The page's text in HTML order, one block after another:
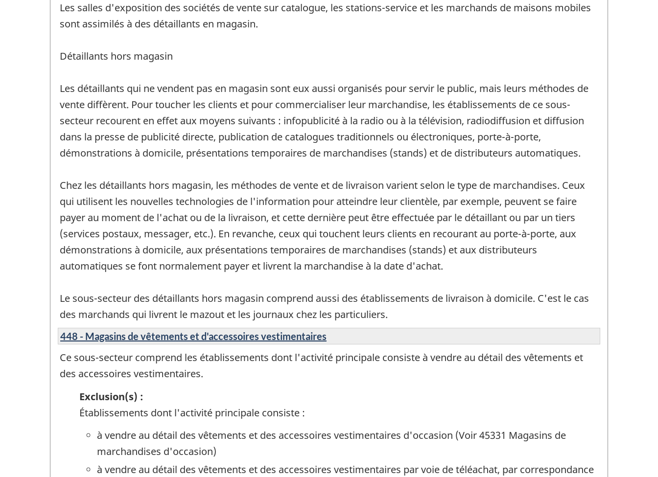
Les salles d'exposition des sociétés de vente sur catalogue, les stations-service et les marchands de maisons mobiles
sont assimilés à des détaillants en magasin.
Détaillants hors magasin
Les détaillants qui ne vendent pas en magasin sont eux aussi organisés pour servir le public, mais leurs méthodes de
vente diffèrent. Pour toucher les clients et pour commercialiser leur marchandise, les établissements de ce sous-
secteur recourent en effet aux moyens suivants : infopublicité à la radio ou à la télévision, radiodiffusion et diffusion
dans la presse de publicité directe, publication de catalogues traditionnels ou électroniques, porte-à-porte,
démonstrations à domicile, présentations temporaires de marchandises (stands) et de distributeurs automatiques.
Chez les détaillants hors magasin, les méthodes de vente et de livraison varient selon le type de marchandises. Ceux
qui utilisent les nouvelles technologies de l'information pour atteindre leur clientèle, par exemple, peuvent se faire
payer au moment de l'achat ou de la livraison, et cette dernière peut être effectuée par le détaillant ou par un tiers
(services postaux, messager, etc.). En revanche, ceux qui touchent leurs clients en recourant au porte-à-porte, aux
démonstrations à domicile, aux présentations temporaires de marchandises (stands) et aux distributeurs
automatiques se font normalement payer et livrent la marchandise à la date d'achat.
Le sous-secteur des détaillants hors magasin comprend aussi des établissements de livraison à domicile. C'est le cas
des marchands qui livrent le mazout et les journaux chez les particuliers.
448 - Magasins de vêtements et d'accessoires vestimentaires
Ce sous-secteur comprend les établissements dont l'activité principale consiste à vendre au détail des vêtements et
des accessoires vestimentaires.
Exclusion(s) :
Établissements dont l'activité principale consiste :
à vendre au détail des vêtements et des accessoires vestimentaires d'occasion (Voir 45331 Magasins de
marchandises d'occasion)
à vendre au détail des vêtements et des accessoires vestimentaires par voie de téléachat, par correspondance